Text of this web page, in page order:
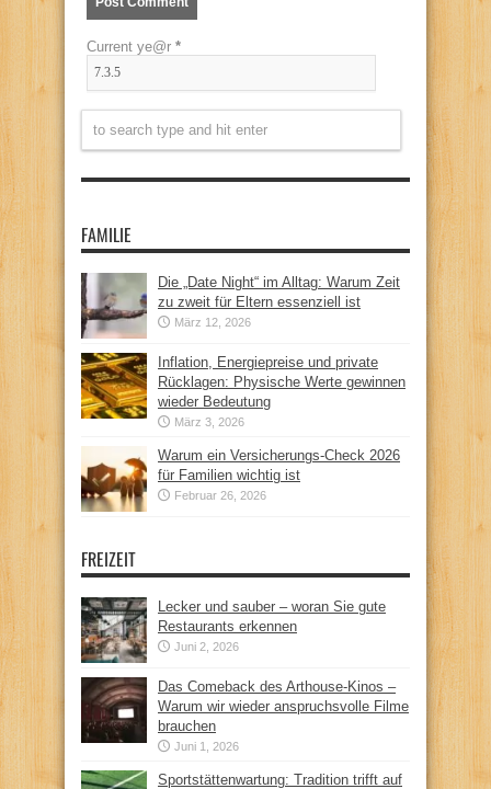
Current ye@r *
FAMILIE
Die „Date Night“ im Alltag: Warum Zeit
zu zweit für Eltern essenziell ist
März 12, 2026
Inflation, Energiepreise und private
Rücklagen: Physische Werte gewinnen
wieder Bedeutung
März 3, 2026
Warum ein Versicherungs-Check 2026
für Familien wichtig ist
Februar 26, 2026
FREIZEIT
Lecker und sauber – woran Sie gute
Restaurants erkennen
Juni 2, 2026
Das Comeback des Arthouse-Kinos –
Warum wir wieder anspruchsvolle Filme
brauchen
Juni 1, 2026
Sportstättenwartung: Tradition trifft auf